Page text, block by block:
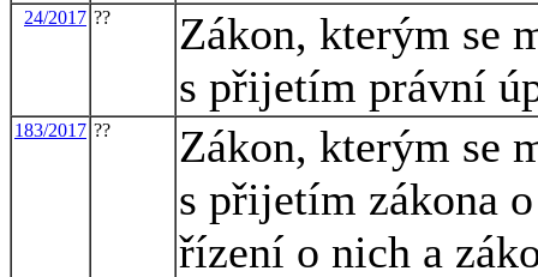
24/2017 ??
Zákon, kterým se
s přijetím právní
183/2017 ??
Zákon, kterým se
s přijetím zákona
řízení o nich a